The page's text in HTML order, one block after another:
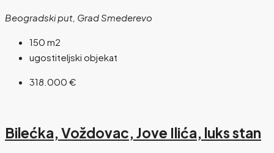
Beogradski put, Grad Smederevo
150 m2
ugostiteljski objekat
318.000 €
Bilećka, Voždovac, Jove Ilića, luks stan